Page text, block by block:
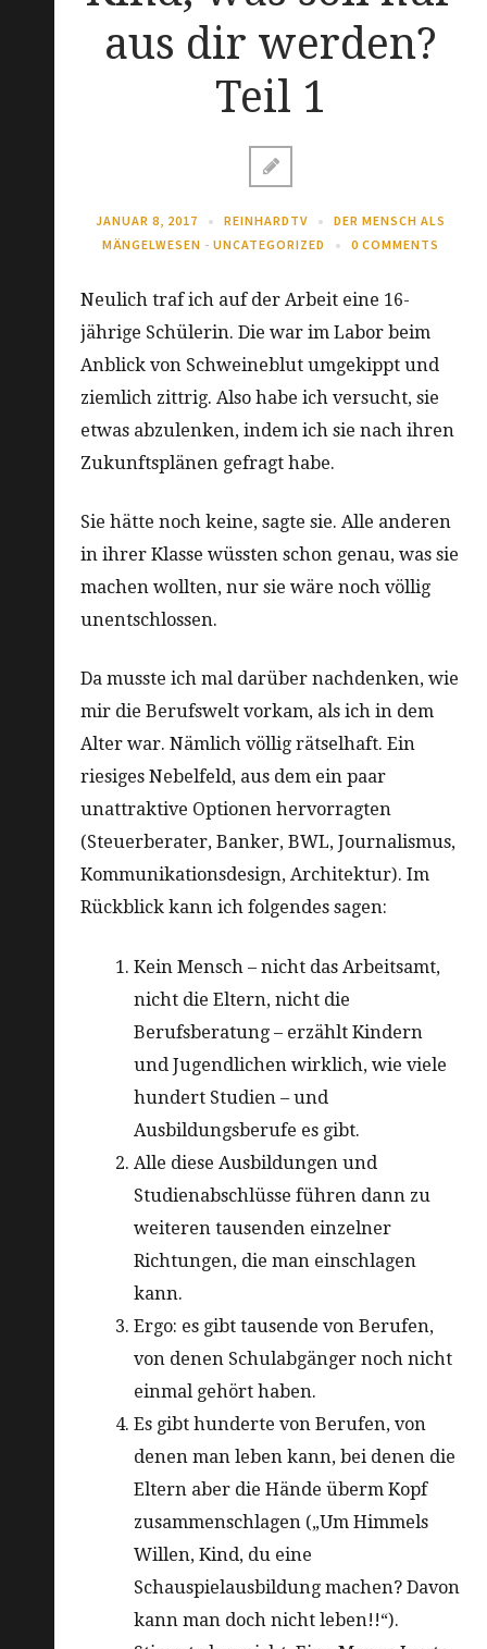
aus dir werden?
Teil 1
JANUAR 8, 2017 REINHARDTV
DER MENSCH ALS
MÄNGELWESEN - UNCATEGORIZED 0 COMMENTS
Neulich traf ich auf der Arbeit eine 16-
jährige Schülerin. Die war im Labor beim
Anblick von Schweineblut umgekippt und
ziemlich zittrig. Also habe ich versucht, sie
etwas abzulenken, indem ich sie nach ihren
Zukunftsplänen gefragt habe.
Sie hätte noch keine, sagte sie. Alle anderen
in ihrer Klasse wüssten schon genau, was sie
machen wollten, nur sie wäre noch völlig
unentschlossen.
Da musste ich mal darüber nachdenken, wie
mir die Berufswelt vorkam, als ich in dem
Alter war. Nämlich völlig rätselhaft. Ein
riesiges Nebelfeld, aus dem ein paar
unattraktive Optionen hervorragten
(Steuerberater, Banker, BWL, Journalismus,
Kommunikationsdesign, Architektur). Im
Rückblick kann ich folgendes sagen:
Kein Mensch – nicht das Arbeitsamt,
nicht die Eltern, nicht die
Berufsberatung – erzählt Kindern
und Jugendlichen wirklich, wie viele
hundert Studien – und
Ausbildungsberufe es gibt.
Alle diese Ausbildungen und
Studienabschlüsse führen dann zu
weiteren tausenden einzelner
Richtungen, die man einschlagen
kann.
Ergo: es gibt tausende von Berufen,
von denen Schulabgänger noch nicht
einmal gehört haben.
Es gibt hunderte von Berufen, von
denen man leben kann, bei denen die
Eltern aber die Hände überm Kopf
zusammenschlagen („Um Himmels
Willen, Kind, du eine
Schauspielausbildung machen? Davon
kann man doch nicht leben!!“).